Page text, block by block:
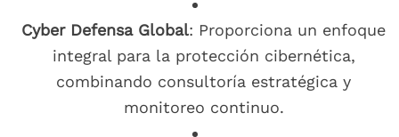
Cyber Defensa Global: Proporciona un enfoque
integral para la protección cibernética,
combinando consultoría estratégica y
monitoreo continuo.